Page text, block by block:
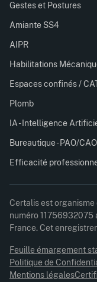
Gestes et Postures
Amiante SS4
AIPR
Habilitations
Espaces confinés /
Plomb
IA - Intelligence
Bureautique - PAO/CAO
Efficacité
Certalis est
numéro 11756932075
France. Cet
Feuille émargement
Politique de
Mentions légales